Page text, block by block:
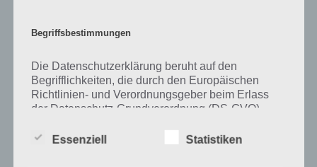
Mehr Artikel hier auf Touchportal
Begriffsbestimmungen
Die Datenschutzerklärung beruht auf den
Begrifflichkeiten, die durch den Europäischen
Richtlinien- und Verordnungsgeber beim Erlass
der Datenschutz-Grundverordnung (DS-GVO)
soll sowohl für die Öffentlichkeit als auch für
Essenziell Statistiken